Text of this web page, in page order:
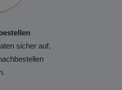
sicher auf,